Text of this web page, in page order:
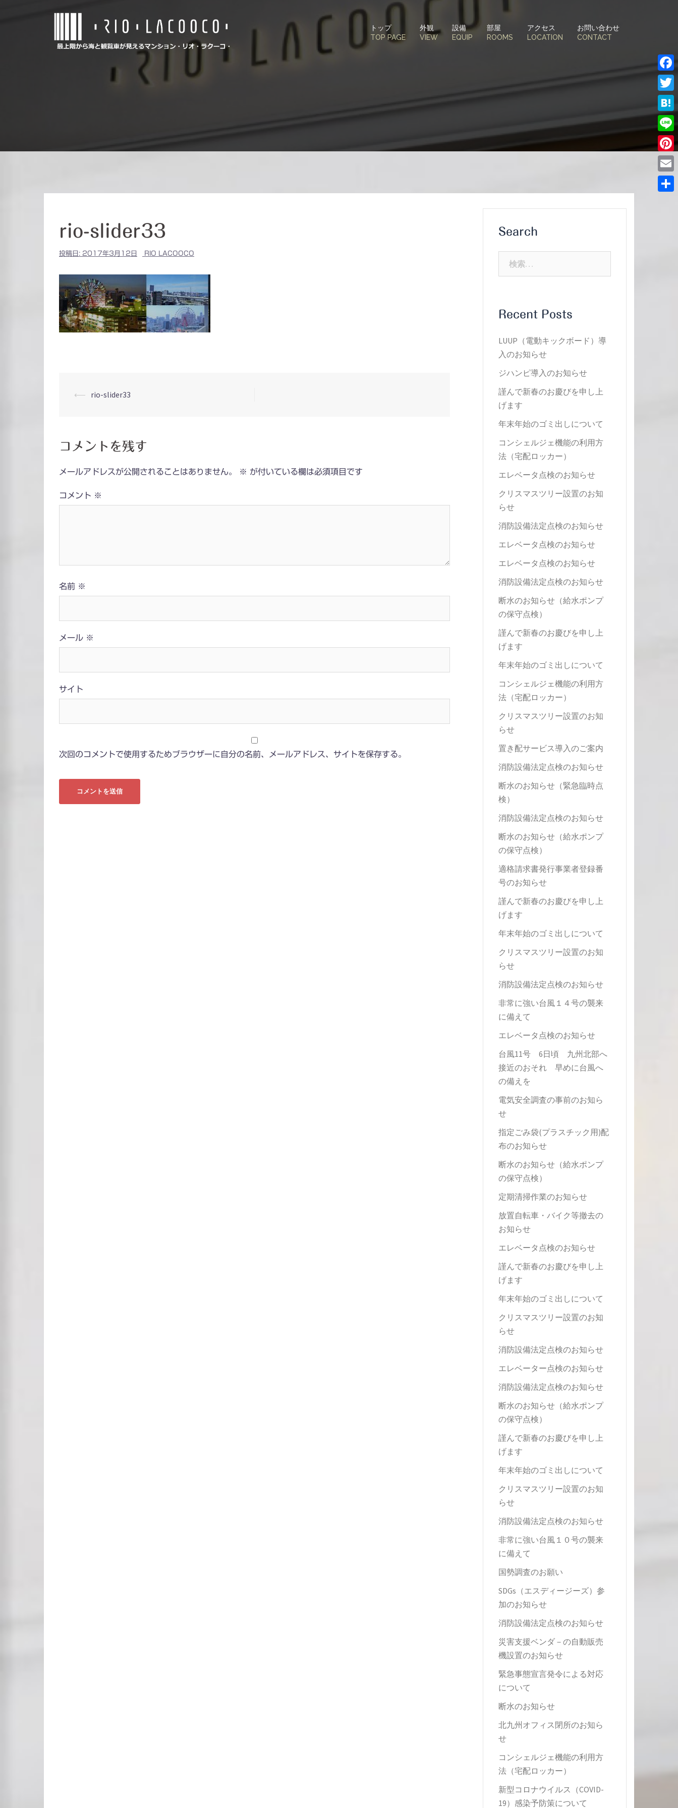
トップ
TOP PAGE
外観
VIEW
設備
EQUIP
部屋
ROOMS
アクセス
LOCATION
お問い合わせ
CONTACT
rio-slider33
投稿日: 2017年3月12日 RIO LACOOCO
投
ナ
ビ
ゲ
ョ
ン
⟵ rio-slider33
コメントを残す
メールアドレスが公開されることはありません。 ※ が付いている欄は必須項目です
コメント ※
名前 ※
メール ※
サイト
次回のコメントで使用するためブラウザーに自分の名前、メールアドレス、サイトを保存する。
Search
Recent Posts
LUUP（電動キックボード）導
入のお知らせ
ジハンピ導入のお知らせ
謹んで新春のお慶びを申し上
げます
年末年始のゴミ出しについて
コンシェルジェ機能の利用方
法（宅配ロッカー）
エレベータ点検のお知らせ
クリスマスツリー設置のお知
らせ
消防設備法定点検のお知らせ
エレベータ点検のお知らせ
エレベータ点検のお知らせ
消防設備法定点検のお知らせ
断水のお知らせ（給水ポンプ
の保守点検）
謹んで新春のお慶びを申し上
げます
年末年始のゴミ出しについて
コンシェルジェ機能の利用方
法（宅配ロッカー）
クリスマスツリー設置のお知
らせ
置き配サービス導入のご案内
消防設備法定点検のお知らせ
断水のお知らせ（緊急臨時点
検）
消防設備法定点検のお知らせ
断水のお知らせ（給水ポンプ
の保守点検）
適格請求書発行事業者登録番
号のお知らせ
謹んで新春のお慶びを申し上
げます
年末年始のゴミ出しについて
クリスマスツリー設置のお知
らせ
消防設備法定点検のお知らせ
非常に強い台風１４号の襲来
に備えて
エレベータ点検のお知らせ
台風11号 6日頃 九州北部へ
接近のおそれ 早めに台風へ
の備えを
電気安全調査の事前のお知ら
せ
指定ごみ袋(プラスチック用)配
布のお知らせ
断水のお知らせ（給水ポンプ
の保守点検）
定期清掃作業のお知らせ
放置自転車・バイク等撤去の
お知らせ
エレベータ点検のお知らせ
謹んで新春のお慶びを申し上
げます
年末年始のゴミ出しについて
クリスマスツリー設置のお知
らせ
消防設備法定点検のお知らせ
エレベーター点検のお知らせ
消防設備法定点検のお知らせ
断水のお知らせ（給水ポンプ
の保守点検）
謹んで新春のお慶びを申し上
げます
年末年始のゴミ出しについて
クリスマスツリー設置のお知
らせ
消防設備法定点検のお知らせ
非常に強い台風１０号の襲来
に備えて
国勢調査のお願い
SDGs（エスディージーズ）参
加のお知らせ
消防設備法定点検のお知らせ
災害支援ベンダ－の自動販売
機設置のお知らせ
緊急事態宣言発令による対応
について
断水のお知らせ
北九州オフィス閉所のお知ら
せ
コンシェルジェ機能の利用方
法（宅配ロッカー）
新型コロナウイルス（COVID-
19）感染予防策について
Line
Email